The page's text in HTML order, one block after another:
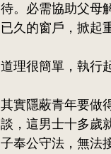
待。必需協助父母
已久的窗戶，掀起
道理很簡單，執行
其實隱蔽青年要做
談，這男士十多歲
子奉公守法，無法